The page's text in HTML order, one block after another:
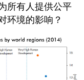
所有人提供公平
环境的影响？